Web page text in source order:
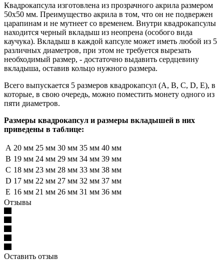
Квадрокапсула изготовлена из прозрачного акрила размером
50x50 мм. Преимущество акрила в том, что он не подвержен
царапинам и не мутнеет со временем. Внутри квадрокапcулы
находится черный вкладыш из неопрена (особого вида
каучука). Вкладыш в каждой капсуле может иметь любой из 5
различных диаметров, при этом не требуется вырезать
необходимый размер, - достаточно выдавить сердцевину
вкладыша, оставив кольцо нужного размера.
Всего выпускается 5 размеров квадрокапсул (A, B, C, D, E), в
которые, в свою очередь, можно поместить монету одного из
пяти диаметров.
Размеры квадрокапсул и размеры вкладышей в них
приведены в таблице:
A 20 мм 25 мм 30 мм 35 мм 40 мм
B 19 мм 24 мм 29 мм 34 мм 39 мм
C 18 мм 23 мм 28 мм 33 мм 38 мм
D 17 мм 22 мм 27 мм 32 мм 37 мм
E 16 мм 21 мм 26 мм 31 мм 36 мм
Отзывы
Оставить отзыв